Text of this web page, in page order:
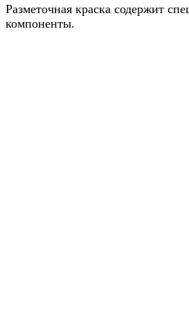
Разметочная краска содержит
компоненты.